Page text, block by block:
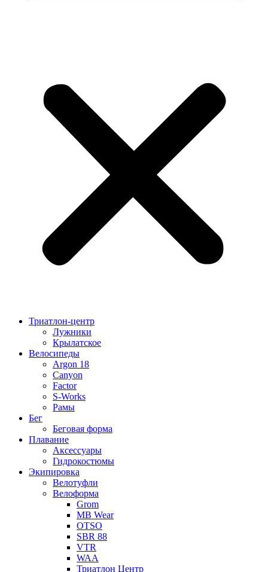
Триатлон-центр
Лужники
Крылатское
Велосипеды
Argon 18
Canyon
Factor
S-Works
Рамы
Бег
Беговая форма
Плавание
Аксессуары
Гидрокостюмы
Экипировка
Велотуфли
Велоформа
Grom
MB Wear
OTSO
SBR 88
VTR
WAA
Триатлон Центр